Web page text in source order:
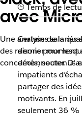
avec
Une analyse de la
des raisons pour
concernés, soutenus
Temps de
Certains
dernier moment
déconnecter.
impatients
partager des
motivants. En
seulement 36 %